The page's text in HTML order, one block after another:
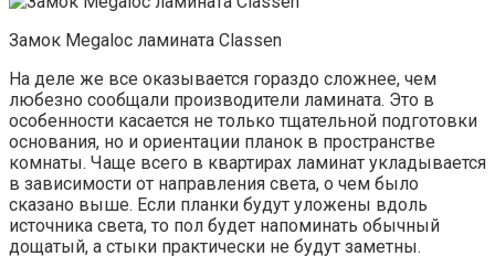
Замок Megaloc ламината Classen
На деле же все оказывается гораздо сложнее, чем
любезно сообщали производители ламината. Это в
особенности касается не только тщательной подготовки
основания, но и ориентации планок в пространстве
комнаты. Чаще всего в квартирах ламинат укладывается
в зависимости от направления света, о чем было
сказано выше. Если планки будут уложены вдоль
источника света, то пол будет напоминать обычный
дощатый, а стыки практически не будут заметны.